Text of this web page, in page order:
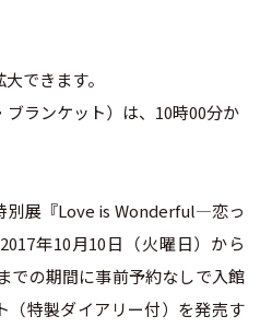
できます。
ランケット）は、10時00分か
別展『Love is Wonderful―恋っ
年10月10日（火曜日）から
での期間に事前予約なしで入館
（特製ダイアリー付）を発売す